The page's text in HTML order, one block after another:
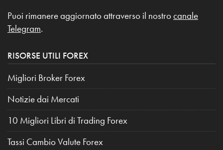
Puoi rimanere aggiornato attraverso il nostro canale
Telegram.
RISORSE UTILI FOREX
Migliori Broker Forex
Notizie dai Mercati
10 Migliori Libri di Trading Forex
Tassi Cambio Valute Forex